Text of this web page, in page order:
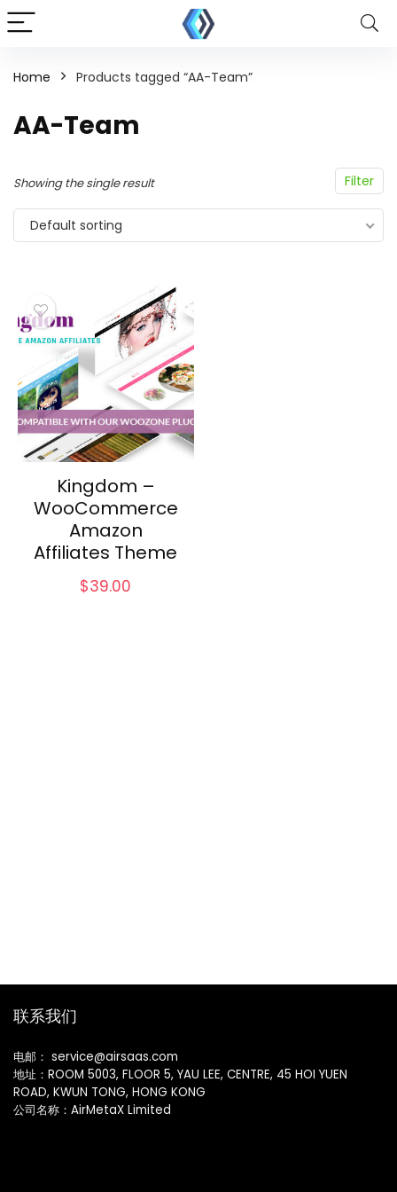
Home Products tagged “AA-Team”
AA-Team
Filter
Showing the single result
Default sorting
Kingdom –
WooCommerce
Amazon
Affiliates Theme
$39.00
联系我们
电邮： service@airsaas.com
地址：ROOM 5003, FLOOR 5, YAU LEE, CENTRE, 45 HOI YUEN
ROAD, KWUN TONG, HONG KONG
公司名称：AirMetaX Limited